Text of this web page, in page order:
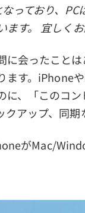
っており、
ます。 宜しくお
に会ったこと
ます。iPhone
に、「このコ
クアップ、同期
がMac/